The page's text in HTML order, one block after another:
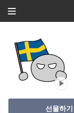
선물하기